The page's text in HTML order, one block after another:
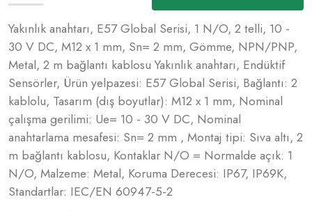
Yakınlık anahtarı, E57 Global Serisi, 1 N/O, 2 telli, 10 -
30 V DC, M12 x 1 mm, Sn= 2 mm, Gömme, NPN/PNP,
Metal, 2 m bağlantı kablosu Yakınlık anahtarı, Endüktif
Sensörler, Ürün yelpazesi: E57 Global Serisi, Bağlantı: 2
kablolu, Tasarım (dış boyutlar): M12 x 1 mm, Nominal
çalışma gerilimi: Ue= 10 - 30 V DC, Nominal
anahtarlama mesafesi: Sn= 2 mm , Montaj tipi: Sıva altı, 2
m bağlantı kablosu, Kontaklar N/O = Normalde açık: 1
N/O, Malzeme: Metal, Koruma Derecesi: IP67, IP69K,
Standartlar: IEC/EN 60947-5-2